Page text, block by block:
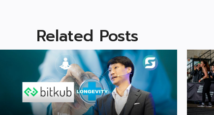
Related Posts